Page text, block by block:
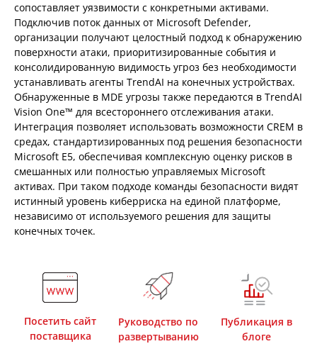
сопоставляет уязвимости с конкретными активами.
Подключив поток данных от Microsoft Defender,
организации получают целостный подход к обнаружению
поверхности атаки, приоритизированные события и
консолидированную видимость угроз без необходимости
устанавливать агенты TrendAI на конечных устройствах.
Обнаруженные в MDE угрозы также передаются в TrendAI
Vision One™ для всестороннего отслеживания атаки.
Интеграция позволяет использовать возможности CREM в
средах, стандартизированных под решения безопасности
Microsoft E5, обеспечивая комплексную оценку рисков в
смешанных или полностью управляемых Microsoft
активах. При таком подходе команды безопасности видят
истинный уровень киберриска на единой платформе,
независимо от используемого решения для защиты
конечных точек.
Посетить сайт
поставщика
Руководство по
развертыванию
Публикация в
блоге